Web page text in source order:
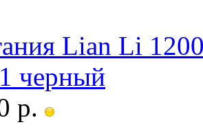
Lian Li
черный
р.